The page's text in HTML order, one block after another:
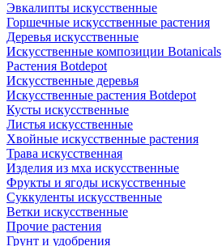
Эвкалипты искусственные
Горшечные искусственные растения
Деревья искусственные
Искусственные композиции Botanicals
Растения Botdepot
Искусственные деревья
Искусственные растения Botdepot
Кусты искусственные
Листья искусственные
Хвойные искусственные растения
Трава искусственная
Изделия из мха искусственные
Фрукты и ягоды искусственные
Суккуленты искусственные
Ветки искусственные
Прочие растения
Грунт и удобрения